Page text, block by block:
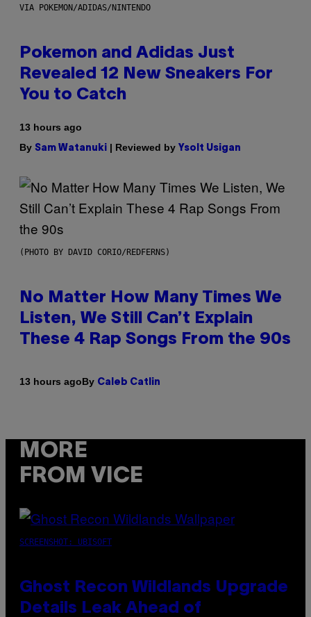
VIA POKEMON/ADIDAS/NINTENDO
Pokemon and Adidas Just
Revealed 12 New Sneakers For
You to Catch
13 hours ago
By Sam Watanuki | Reviewed by Ysolt Usigan
(PHOTO BY DAVID CORIO/REDFERNS)
No Matter How Many Times We
Listen, We Still Can’t Explain
These 4 Rap Songs From the 90s
13 hours agoBy Caleb Catlin
MORE
FROM VICE
SCREENSHOT: UBISOFT
Ghost Recon Wildlands Upgrade
Details Leak Ahead of